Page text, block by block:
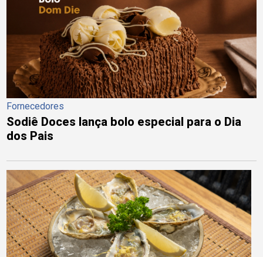
Fornecedores
Sodiê Doces lança bolo especial para o Dia
dos Pais